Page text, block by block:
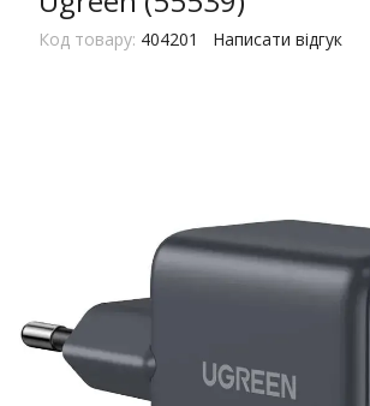
Код товару: 404201 Написати відгук